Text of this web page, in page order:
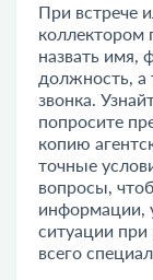
При встрече
коллектором
назвать имя,
должность, а
звонка.
попросите
копию
точные
вопросы,
информации,
ситуации
всего